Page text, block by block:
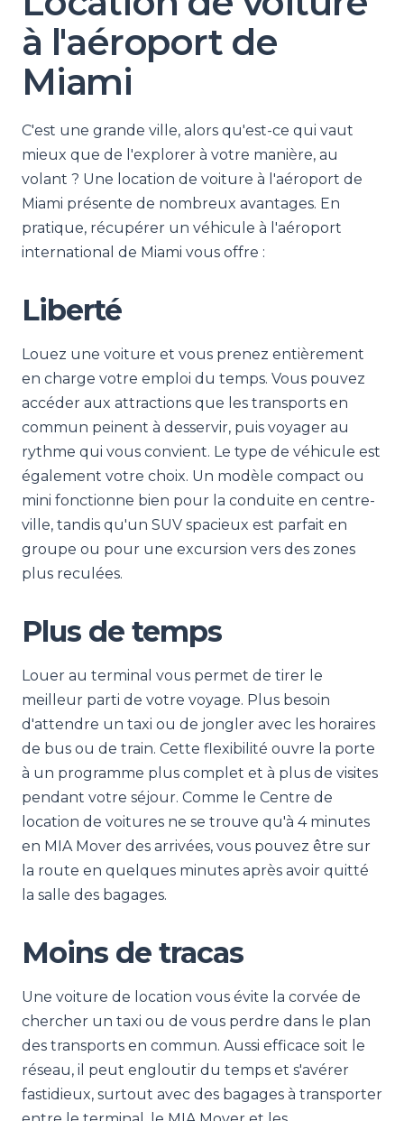
à l'aéroport de
Miami
C'est une grande ville, alors qu'est-ce qui vaut
mieux que de l'explorer à votre manière, au
volant ? Une location de voiture à l'aéroport de
Miami présente de nombreux avantages. En
pratique, récupérer un véhicule à l'aéroport
international de Miami vous offre :
Liberté
Louez une voiture et vous prenez entièrement
en charge votre emploi du temps. Vous pouvez
accéder aux attractions que les transports en
commun peinent à desservir, puis voyager au
rythme qui vous convient. Le type de véhicule est
également votre choix. Un modèle compact ou
mini fonctionne bien pour la conduite en centre-
ville, tandis qu'un SUV spacieux est parfait en
groupe ou pour une excursion vers des zones
plus reculées.
Plus de temps
Louer au terminal vous permet de tirer le
meilleur parti de votre voyage. Plus besoin
d'attendre un taxi ou de jongler avec les horaires
de bus ou de train. Cette flexibilité ouvre la porte
à un programme plus complet et à plus de visites
pendant votre séjour. Comme le Centre de
location de voitures ne se trouve qu'à 4 minutes
en MIA Mover des arrivées, vous pouvez être sur
la route en quelques minutes après avoir quitté
la salle des bagages.
Moins de tracas
Une voiture de location vous évite la corvée de
chercher un taxi ou de vous perdre dans le plan
des transports en commun. Aussi efficace soit le
réseau, il peut engloutir du temps et s'avérer
fastidieux, surtout avec des bagages à transporter